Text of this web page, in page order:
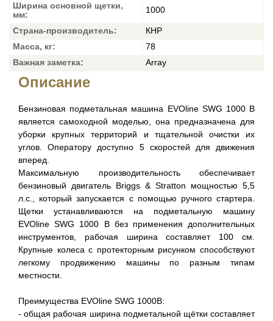
Ширина основной щетки,
мм:
1000
Страна-производитель:
КНР
Масса, кг:
78
Важная заметка:
Array
Описание
Бензиновая подметальная машина EVOline SWG 1000 B
является самоходной моделью, она предназначена для
уборки крупных территорий и тщательной очистки их
углов. Оператору доступно 5 скоростей для движения
вперед.
Максимальную производительность обеспечивает
бензиновый двигатель Briggs & Stratton мощностью 5,5
л.с., который запускается с помощью ручного стартера.
Щетки устанавливаются на подметальную машину
EVOline SWG 1000 B без применения дополнительных
инструментов, рабочая ширина составляет 100 см.
Крупные колеса с протекторным рисунком способствуют
легкому продвижению машины по разным типам
местности.
Преимущества EVOline SWG 1000B:
- общая рабочая ширина подметальной щётки составляет